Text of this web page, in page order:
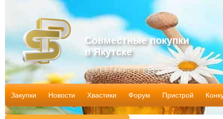
Совместные покупки
в Якутске
Закупки Новости Хвастики Форум Пристрой